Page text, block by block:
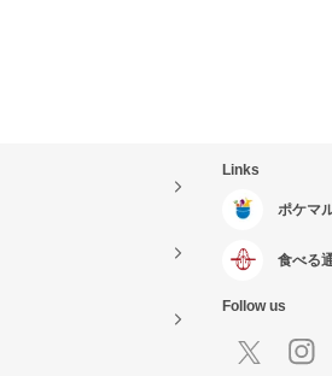
Links
ポケマ
食べる
Follow us